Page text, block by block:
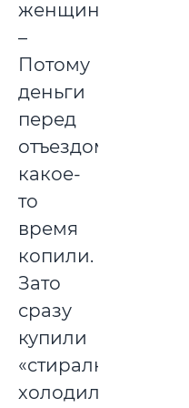
женщина.
–
Потому
деньги
перед
отъездом
какое-
то
время
копили.
Зато
сразу
купили
«стиралку»,
холодильник,